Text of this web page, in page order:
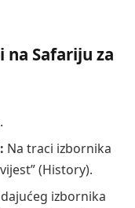
na Safariju za
Na traci izbornika
(History).
izbornika